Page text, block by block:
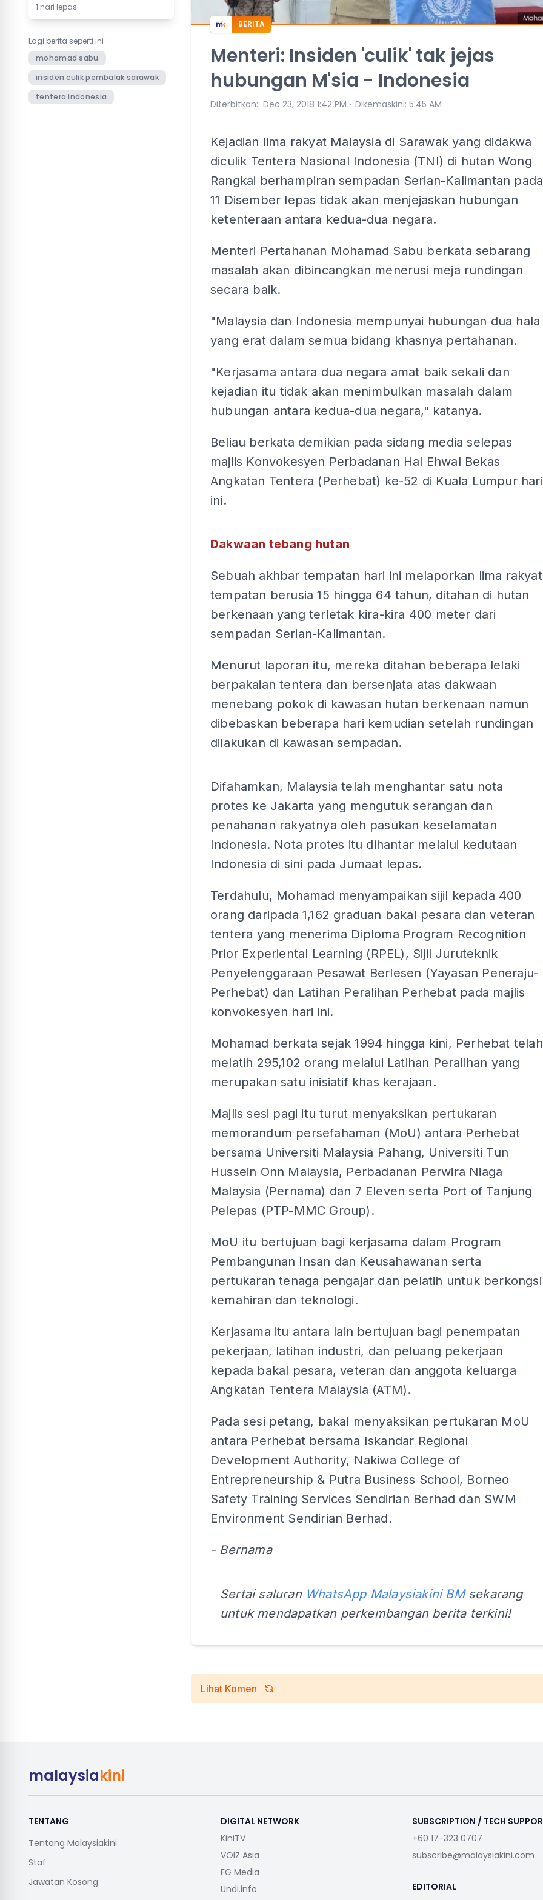
1 hari lepas
Lagi berita seperti ini
mohamad sabu
insiden culik pembalak sarawak
tentera indonesia
BERITA
Menteri: Insiden 'culik' tak jejas
hubungan M'sia - Indonesia
Diterbitkan: Dec 23, 2018 1:42 PM ⋅ Dikemaskini: 5:45 AM
Kejadian lima rakyat Malaysia di Sarawak yang didakwa
diculik Tentera Nasional Indonesia (TNI) di hutan Wong
Rangkai berhampiran sempadan Serian-Kalimantan pada
11 Disember lepas tidak akan menjejaskan hubungan
ketenteraan antara kedua-dua negara.
Menteri Pertahanan Mohamad Sabu berkata sebarang
masalah akan dibincangkan menerusi meja rundingan
secara baik.
"Malaysia dan Indonesia mempunyai hubungan dua hala
yang erat dalam semua bidang khasnya pertahanan.
"Kerjasama antara dua negara amat baik sekali dan
kejadian itu tidak akan menimbulkan masalah dalam
hubungan antara kedua-dua negara," katanya.
Beliau berkata demikian pada sidang media selepas
majlis Konvokesyen Perbadanan Hal Ehwal Bekas
Angkatan Tentera (Perhebat) ke-52 di Kuala Lumpur hari
ini.
Dakwaan tebang hutan
Sebuah akhbar tempatan hari ini melaporkan lima rakyat
tempatan berusia 15 hingga 64 tahun, ditahan di hutan
berkenaan yang terletak kira-kira 400 meter dari
sempadan Serian-Kalimantan.
Menurut laporan itu, mereka ditahan beberapa lelaki
berpakaian tentera dan bersenjata atas dakwaan
menebang pokok di kawasan hutan berkenaan namun
dibebaskan beberapa hari kemudian setelah rundingan
dilakukan di kawasan sempadan.
Difahamkan, Malaysia telah menghantar satu nota
protes ke Jakarta yang mengutuk serangan dan
penahanan rakyatnya oleh pasukan keselamatan
Indonesia. Nota protes itu dihantar melalui kedutaan
Indonesia di sini pada Jumaat lepas.
Terdahulu, Mohamad menyampaikan sijil kepada 400
orang daripada 1,162 graduan bakal pesara dan veteran
tentera yang menerima Diploma Program Recognition
Prior Experiental Learning (RPEL), Sijil Juruteknik
Penyelenggaraan Pesawat Berlesen (Yayasan Peneraju-
Perhebat) dan Latihan Peralihan Perhebat pada majlis
konvokesyen hari ini.
Mohamad berkata sejak 1994 hingga kini, Perhebat telah
melatih 295,102 orang melalui Latihan Peralihan yang
merupakan satu inisiatif khas kerajaan.
Majlis sesi pagi itu turut menyaksikan pertukaran
memorandum persefahaman (MoU) antara Perhebat
bersama Universiti Malaysia Pahang, Universiti Tun
Hussein Onn Malaysia, Perbadanan Perwira Niaga
Malaysia (Pernama) dan 7 Eleven serta Port of Tanjung
Pelepas (PTP-MMC Group).
MoU itu bertujuan bagi kerjasama dalam Program
Pembangunan Insan dan Keusahawanan serta
pertukaran tenaga pengajar dan pelatih untuk berkongsi
kemahiran dan teknologi.
Kerjasama itu antara lain bertujuan bagi penempatan
pekerjaan, latihan industri, dan peluang pekerjaan
kepada bakal pesara, veteran dan anggota keluarga
Angkatan Tentera Malaysia (ATM).
Pada sesi petang, bakal menyaksikan pertukaran MoU
antara Perhebat bersama Iskandar Regional
Development Authority, Nakiwa College of
Entrepreneurship & Putra Business School, Borneo
Safety Training Services Sendirian Berhad dan SWM
Environment Sendirian Berhad.
- Bernama
Sertai saluran WhatsApp Malaysiakini BMsekarang
untuk mendapatkan perkembangan berita terkini!
Lihat Komen
malaysiakini
TENTANG
Tentang Malaysiakini
Staf
Jawatan Kosong
DIGITAL NETWORK
KiniTV
VOIZ Asia
FG Media
Undi.info
SUBSCRIPTION / TECH
+60 17-323 0707
subscribe@malaysiakini.com
EDITORIAL